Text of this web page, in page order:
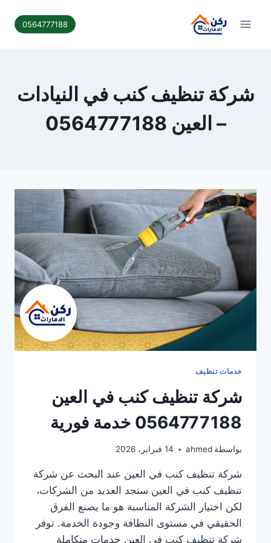
0564777188
شركة تنظيف كنب في النيادات
– العين 0564777188
خدمات تنظيف
شركة تنظيف كنب في العين
0564777188 خدمة فورية
بواسطة ahmed 14 فبراير، 2026
شركة تنظيف كنب في العين عند البحث عن شركة
تنظيف كنب في العين ستجد العديد من الشركات،
لكن اختيار الشركة المناسبة هو ما يصنع الفرق
الحقيقي في مستوى النظافة وجودة الخدمة. توفر
شركة تنظيف كنب في العين خدمات متكاملة